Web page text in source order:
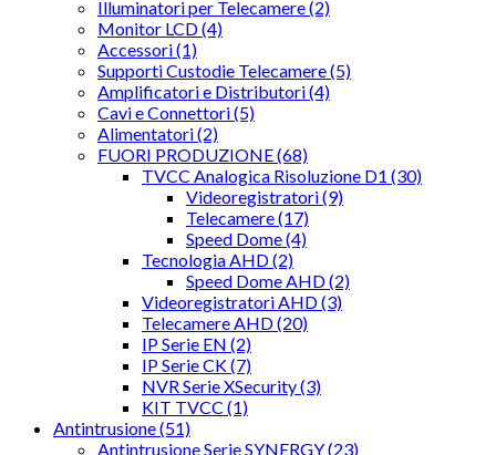
Illuminatori per Telecamere (2)
Monitor LCD (4)
Accessori (1)
Supporti Custodie Telecamere (5)
Amplificatori e Distributori (4)
Cavi e Connettori (5)
Alimentatori (2)
FUORI PRODUZIONE (68)
TVCC Analogica Risoluzione D1 (30)
Videoregistratori (9)
Telecamere (17)
Speed Dome (4)
Tecnologia AHD (2)
Speed Dome AHD (2)
Videoregistratori AHD (3)
Telecamere AHD (20)
IP Serie EN (2)
IP Serie CK (7)
NVR Serie XSecurity (3)
KIT TVCC (1)
Antintrusione (51)
Antintrusione Serie SYNERGY (23)